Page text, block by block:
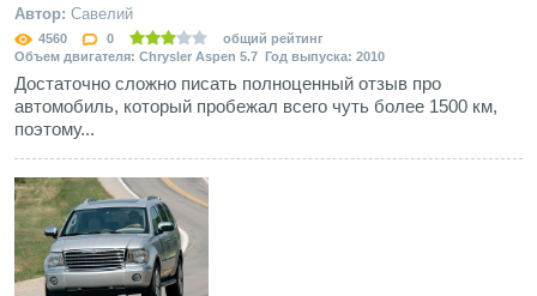
Автор: Савелий
4560 0
общий рейтинг
Объем двигателя: Chrysler Aspen 5.7 Год выпуска: 2010
Достаточно сложно писать полноценный отзыв про
автомобиль, который пробежал всего чуть более 1500 км,
поэтому...